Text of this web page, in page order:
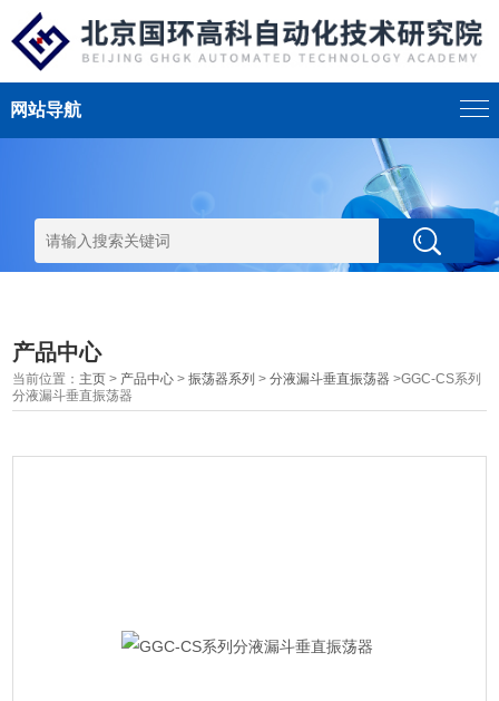
网站导航
产品中心
当前位置： 主页 > 产品中心 >振荡器系列 >分液漏斗垂直振荡器 >GGC-CS系列
分液漏斗垂直振荡器